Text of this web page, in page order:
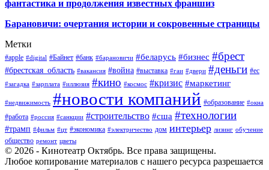
фантастика и продолжения известных франшиз
Барановичи: очертания истории и сокровенные страницы
Метки
#apple #digital #Байнет #банк #барановичи #беларусь #бизнес #брест
#брестская_область #вакансия #война #выставка #гаи #двери #деньги #ес
#загадка #зарплата #иллюзия #кино #космос #кризис #маркетинг
#недвижимость #новости компаний #образование #окна
#работа #россия #санкции #строительство #сша #технологии
#трамп #фильм #цт #экономика #электричество дом интерьер лизинг обучение
общество ремонт цветы
© 2026 - Кинотеатр Октябрь. Все права защищены.
Любое копирование материалов с нашего ресурса разрешается